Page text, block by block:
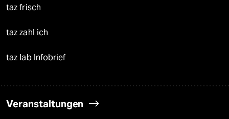
taz frisch
taz zahl ich
taz lab Infobrief
Veranstaltungen